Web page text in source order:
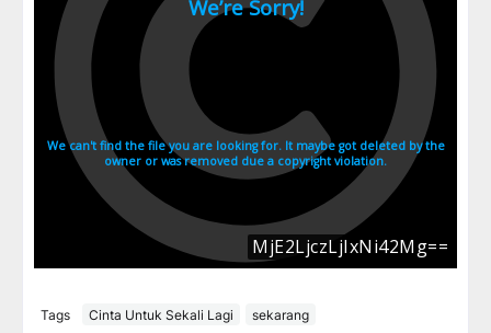
Tags Cinta Untuk Sekali Lagi sekarang